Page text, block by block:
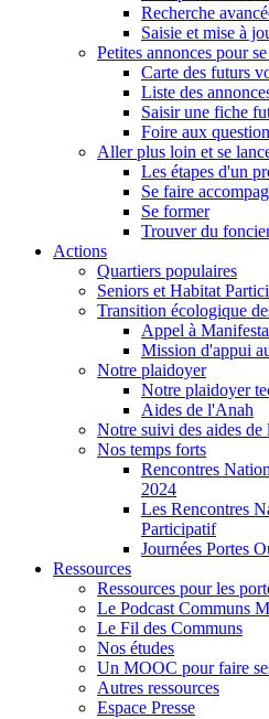
Recherche
Saisie et mise à
Petites annonces pour
Carte des futurs
Liste des
Saisir une fiche
Foire aux
Aller plus loin et se
Les étapes d'un
Se faire
Se former
Trouver du
Actions
Quartiers populaires
Seniors et Habitat
Transition écologique
Appel à
Mission d'appui
Notre plaidoyer
Notre plaidoyer
Aides de l'Anah
Notre suivi des aides de
Nos temps forts
Rencontres
2024
Les Rencontres
Participatif
Journées Portes
Ressources
Ressources pour les
Le Podcast Communs
Le Fil des Communs
Nos études
Un MOOC pour faire
Autres ressources
Espace Presse